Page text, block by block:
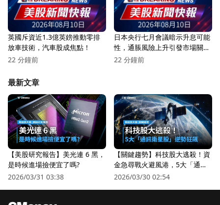
英國斥資近1.3億英鎊推動零排
放車技術，汽車股成焦點！
22 分鐘前
日本央行七月會議暗示升息可能
性，通脹風險上升引發市場關
注！
22 分鐘前
最新文章
【美股研究報告】美光連 6 黑，
是時候進場撿便宜了嗎?
2026/03/31 03:38
【關鍵趨勢】科技股大逃殺！資
金急尋戰火避風港，5大「通訊
衛星股」逆勢狂飆
2026/03/30 02:54